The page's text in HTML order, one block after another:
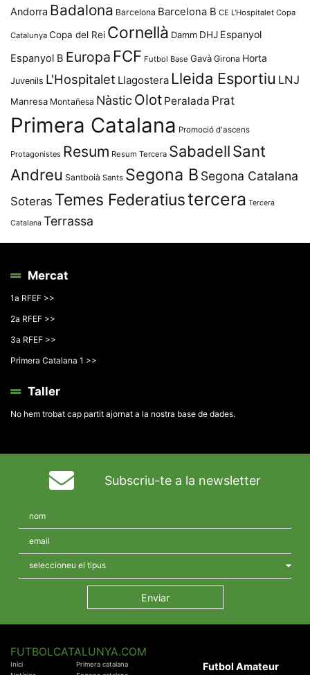
Andorra Badalona Barcelona Barcelona B CE L'Hospitalet Copa
Catalunya Copa del Rei Cornellà Damm DHJ Espanyol
Espanyol B Europa FCF Futbol Base Gavà Girona Horta
Juvenils L'Hospitalet Llagostera Lleida Esportiu LNJ
Manresa Montañesa Nàstic Olot Peralada Prat
Primera Catalana Promoció d'ascens
Protagonistes Resum Resum Tercera SabadellSant
Andreu Santboià Sants Segona B Segona Catalana
Soteras Temes Federatiustercera Tercera
Catalana Terrassa
Mercat
1a RFEF >>
2a RFEF >>
3a RFEF >>
Primera Catalana 1 >>
Taller
No hem trobat cap partit ajornat a la nostra base de dades.
Subscriu-te a la newsletter
FUTBOLCATALUNYA.COM
Inici
Primera catalana
Futbol Amateur